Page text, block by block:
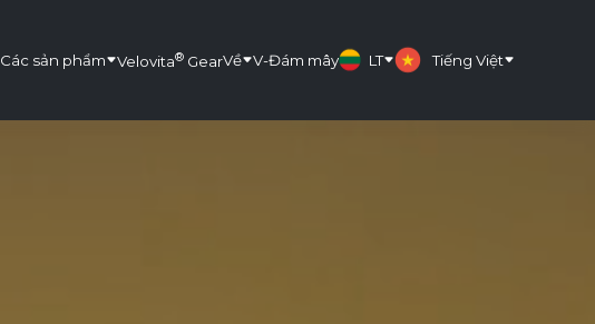
Các sản phẩm Velovita® GearVề V-Đám mây LT Tiếng Việt